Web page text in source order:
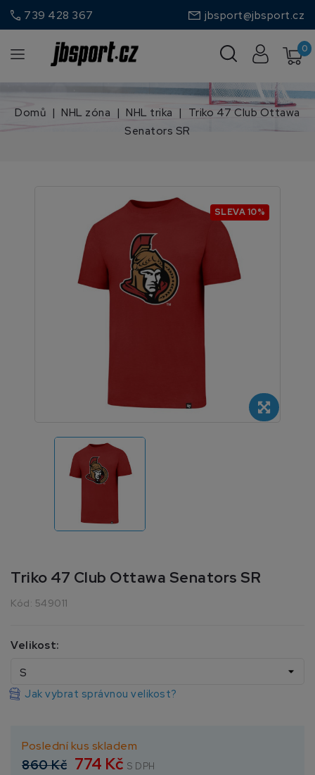
call 739 428 367 jbsport@jbsport.cz
0
Domů NHL zóna NHL trika
Triko 47 Club Ottawa
Senators SR
SLEVA 10%
Triko 47 Club Ottawa Senators SR
Kód: 549011
Velikost:
Jak vybrat správnou velikost?
Poslední kus skladem
860 Kč 774 Kč S DPH